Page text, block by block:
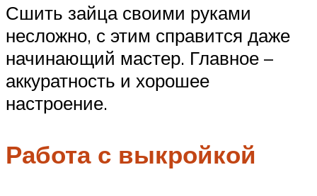
Сшить зайца своими руками
несложно, с этим справится даже
начинающий мастер. Главное –
аккуратность и хорошее
настроение.
Работа с выкройкой